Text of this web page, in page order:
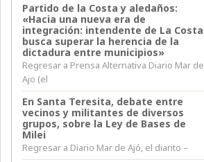
Partido de la Costa y aledaños:
«Hacia una nueva era de
integración: intendente de La Costa
busca superar la herencia de la
dictadura entre municipios»
Regresar a Prensa Alternativa Diario Mar de
Ajo (el
En Santa Teresita, debate entre
vecinos y militantes de diversos
grupos, sobre la Ley de Bases de
Milei
Regresar a Diario Mar de Ajó, el diarito –